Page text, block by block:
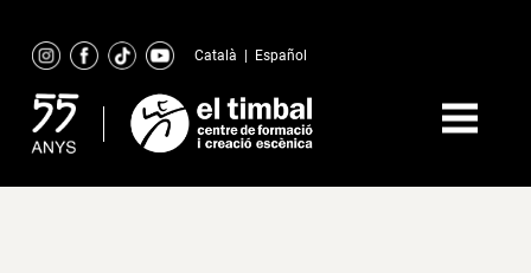
content
Català Español